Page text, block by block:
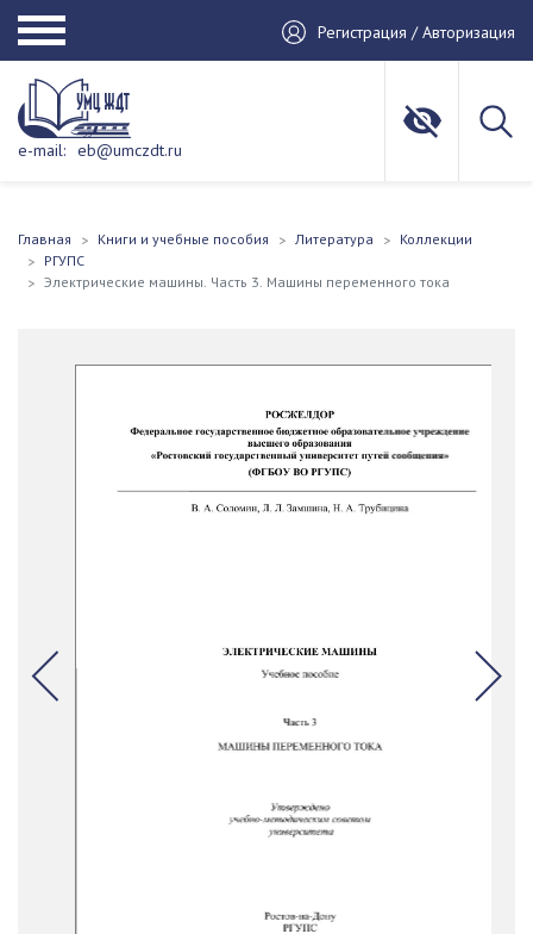
Регистрация / Авторизация
e-mail: eb@umczdt.ru
Главная Книги и учебные пособия Литература
Коллекции
РГУПС
Электрические машины. Часть 3. Машины переменного тока